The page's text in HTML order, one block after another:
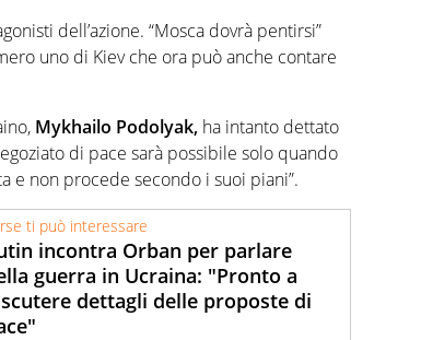
dell’azione. “Mosca dovrà pentirsi”
uno di Kiev che ora può anche contare
Mykhailo Podolyak, ha intanto dettato
di pace sarà possibile solo quando
e non procede secondo i suoi piani”.
ti può interessare
incontra Orban per parlare
guerra in Ucraina: "Pronto a
dettagli delle proposte di